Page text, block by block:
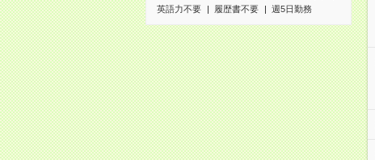
英語力不要
履歴書不要 週5日勤務